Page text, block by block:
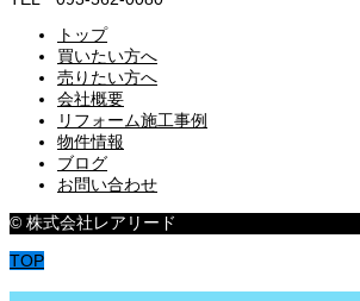
トップ
買いたい方へ
売りたい方へ
会社概要
リフォーム施工事例
物件情報
ブログ
お問い合わせ
© 株式会社レアリード
TOP